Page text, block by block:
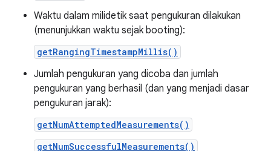
Waktu dalam milidetik saat pengukuran dilakukan
(menunjukkan waktu sejak booting):
getRangingTimestampMillis()
Jumlah pengukuran yang dicoba dan jumlah
pengukuran yang berhasil (dan yang menjadi dasar
pengukuran jarak):
getNumAttemptedMeasurements()
getNumSuccessfulMeasurements()